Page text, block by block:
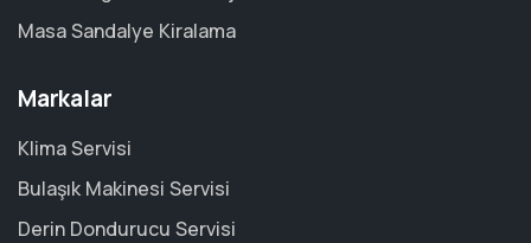
Masa Sandalye Kiralama
Markalar
Klima Servisi
Bulaşık Makinesi Servisi
Derin Dondurucu Servisi